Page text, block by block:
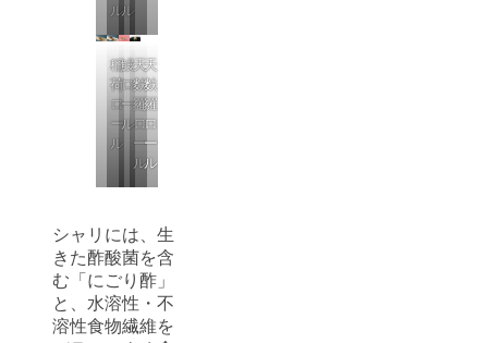
ルル
稲
荷
ロ
ー
ル
鰻
ロ
ー
ル
天
麩
羅
ロ
ー
ル
天
麩
羅
ロ
ー
ル
シャリには、生
きた酢酸菌を含
む「にごり酢」
と、水溶性・不
溶性食物繊維を